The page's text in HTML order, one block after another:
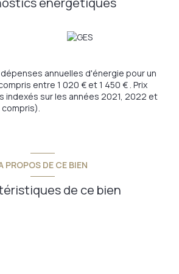
un véritable atout :
proximité immédiate
Noyelles-Godault à 4 km
une famille souhaitant allier confort,
commodités.
annuelles d'énergie pour un
entre 1 020 € et 1 450 € . Prix
indexés sur les années 2021, 2022 et
PROPOS DE CE BIEN
de ce bien